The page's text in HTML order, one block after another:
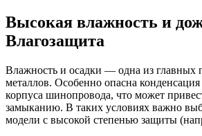
Высокая влажность и
Влагозащита
Влажность и осадки — одна из главных
металлов. Особенно опасна
корпуса шинопровода, что может
замыканию. В таких условиях важно
модели с высокой степенью защиты